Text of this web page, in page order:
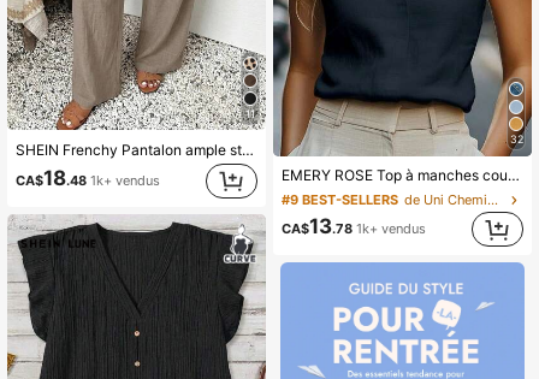
11
SHEIN Frenchy Pantalon ample style bohème décontracté et professionnel pour femmes grandes tailles, pantalon de plage kaki clair à la mode pour vacances, convient pour les vacances à la plage, vêtements d'été pour femmes, pantalon professionnel pour femmes, pantalon décontracté pour les vacances
CA$18.48 1k+ vendus
32
EMERY ROSE Top à manches courtes col cranté couleur unie décontracté pour le quotidien et les trajets, été
#9 BEST-SELLERS
de Uni Chemisiers pour femmes
CA$13.78 1k+ vendus